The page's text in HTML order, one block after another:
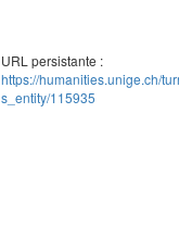
URL persistante :
https://humanities.unige.ch/
s_entity/115935